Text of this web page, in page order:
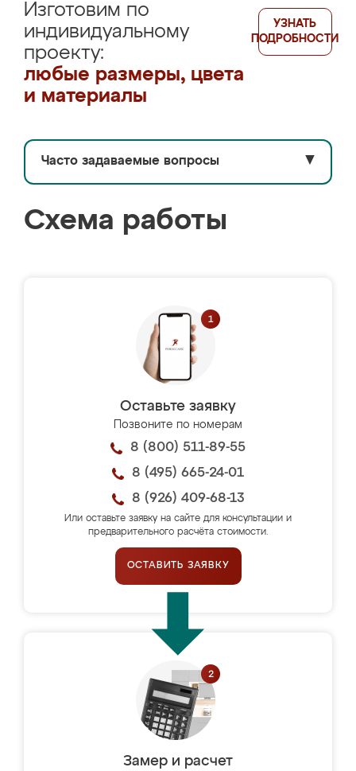
Изготовим по
индивидуальному
проекту:
любые размеры, цвета
и материалы
УЗНАТЬ
ПОДРОБНОСТИ
Часто задаваемые вопросы ▼
Схема работы
Оставьте заявку
Позвоните по номерам
8 (800) 511-89-55
8 (495) 665-24-01
8 (926) 409-68-13
Или оставьте заявку на сайте для консультации и
предварительного расчёта стоимости.
ОСТАВИТЬ ЗАЯВКУ
Замер и расчет